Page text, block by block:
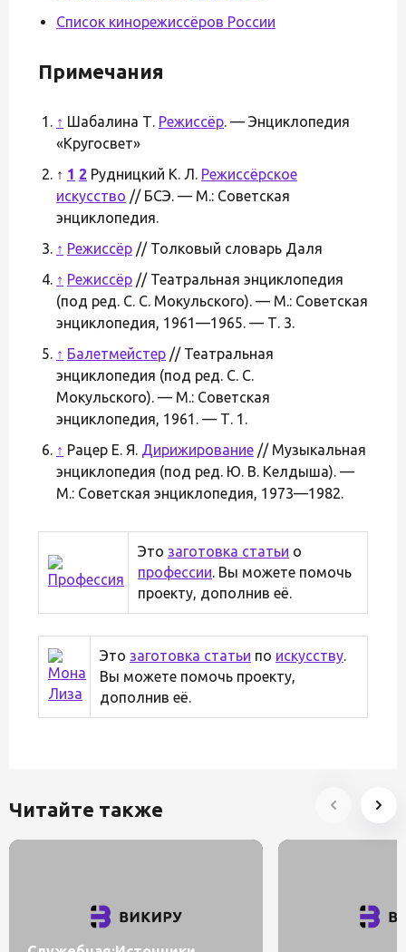
Список кинорежиссёров России
Примечания
↑ Шабалина Т. Режиссёр. — Энциклопедия
«Кругосвет»
↑ 1 2 Рудницкий К. Л. Режиссёрское
искусство // БСЭ. — М.: Советская
энциклопедия.
↑ Режиссёр // Толковый словарь Даля
↑ Режиссёр // Театральная энциклопедия
(под ред. С. С. Мокульского). — М.: Советская
энциклопедия, 1961—1965. — Т. 3.
↑ Балетмейстер // Театральная
энциклопедия (под ред. С. С.
Мокульского). — М.: Советская
энциклопедия, 1961. — Т. 1.
↑ Рацер E. Я. Дирижирование // Музыкальная
энциклопедия (под ред. Ю. В. Келдыша). —
М.: Советская энциклопедия, 1973—1982.
Это заготовка статьи о
профессии. Вы можете помочь
проекту, дополнив её.
Это заготовка статьи по искусству.
Вы можете помочь проекту,
дополнив её.
Читайте также